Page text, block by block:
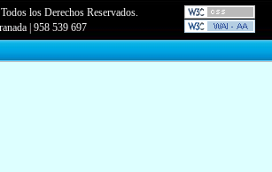
los Derechos Reservados.
|958 539 697